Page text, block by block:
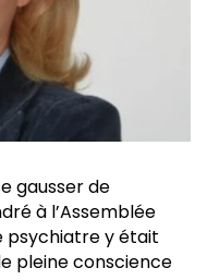
gausser de
à l’Assemblée
psychiatre y était
pleine conscience